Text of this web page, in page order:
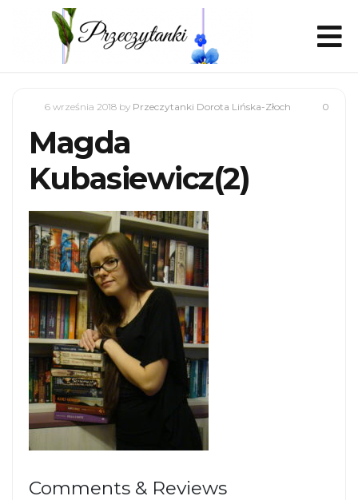
0
6 września 2018 by Przeczytanki Dorota Lińska-Złoch
Magda
Kubasiewicz(2)
Comments & Reviews